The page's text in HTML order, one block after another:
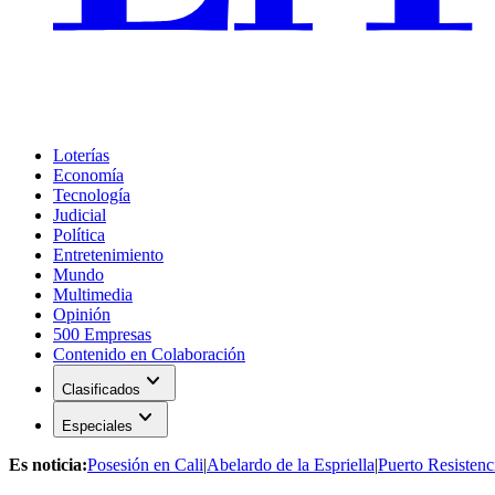
Loterías
Economía
Tecnología
Judicial
Política
Entretenimiento
Mundo
Multimedia
Opinión
500 Empresas
Contenido en Colaboración
Clasificados expand_more
Especiales expand_more
Es noticia:Posesión en Cali|Abelardo de la Espriella|Puerto